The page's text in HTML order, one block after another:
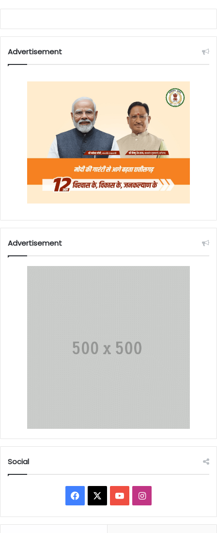
Advertisement
Advertisement
Social
Facebook YouTubeInstagram